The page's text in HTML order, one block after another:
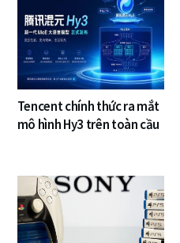
Tencent chính thức ra mắt
mô hình Hy3 trên toàn cầu